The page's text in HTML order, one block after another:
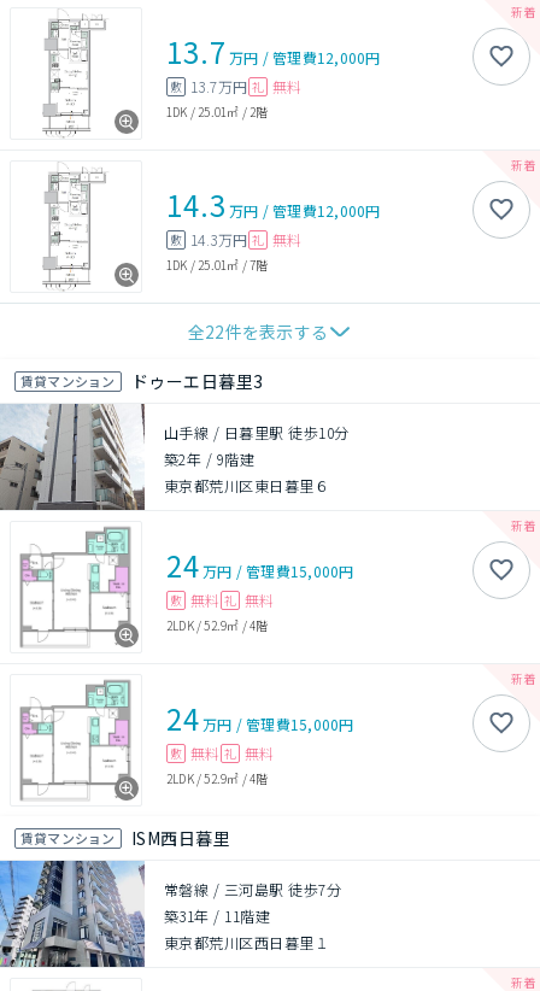
13.7 万円 /管理費12,000円
敷 13.7万円 礼 無料
1DK / 25.01㎡ / 2階
14.3 万円 /管理費12,000円
敷 14.3万円 礼 無料
1DK / 25.01㎡ /7階
全22件を表示する
賃貸マンション ドゥーエ日暮里3
山手線 / 日暮里駅 徒歩10分
築2年 / 9階建
東京都荒川区東日暮里６
24万円 /管理費15,000円
敷 無料 礼 無料
2LDK/52.9㎡ /4階
24万円 /管理費15,000円
敷 無料 礼 無料
2LDK/52.9㎡ /4階
賃貸マンション ISM西日暮里
常磐線 / 三河島駅 徒歩7分
築31年 / 11階建
東京都荒川区西日暮里１